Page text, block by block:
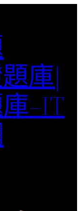
庫|
–IT